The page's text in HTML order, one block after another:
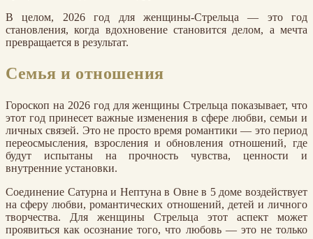
В целом, 2026 год для женщины-Стрельца — это год
становления, когда вдохновение становится делом, а мечта
превращается в результат.
Семья и отношения
Гороскоп на 2026 год для женщины Стрельца показывает, что
этот год принесет важные изменения в сфере любви, семьи и
личных связей. Это не просто время романтики — это период
переосмысления, взросления и обновления отношений, где
будут испытаны на прочность чувства, ценности и
внутренние установки.
Соединение Сатурна и Нептуна в Овне в 5 доме воздействует
на сферу любви, романтических отношений, детей и личного
творчества. Для женщины Стрельца этот аспект может
проявиться как осознание того, что любовь — это не только